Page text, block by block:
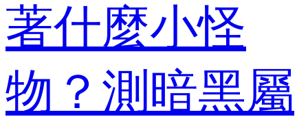
著什麼小怪
物？測暗黑屬